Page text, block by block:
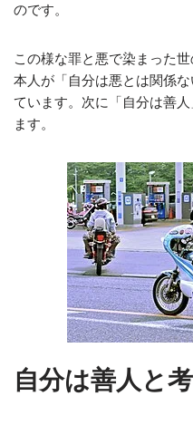
のです。
この様な罪と悪で染まった
本人が「自分は悪とは関係
ています。次に「自分は善
ます。
自分は善人と